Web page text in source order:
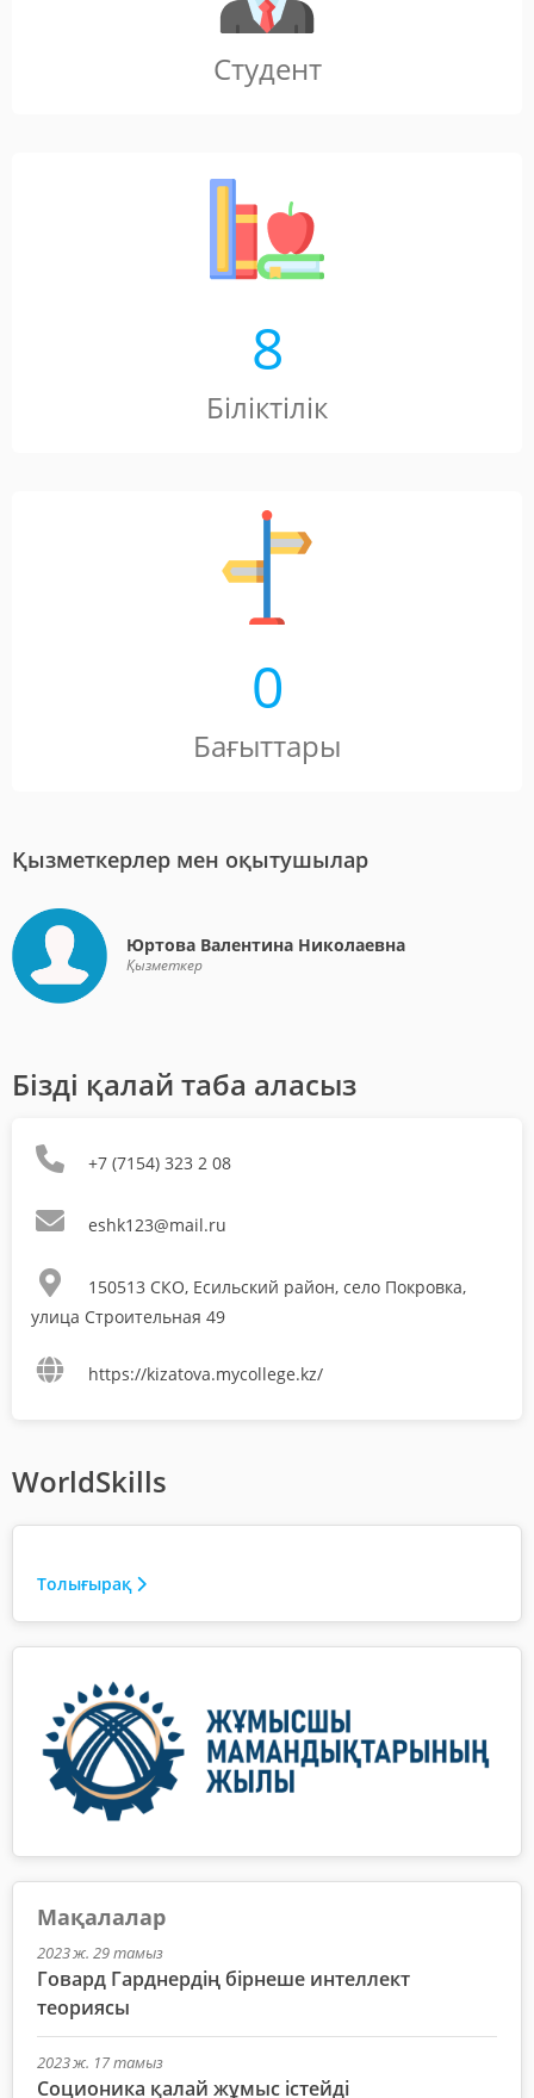
Студент
8
Біліктілік
0
Бағыттары
Қызметкерлер мен оқытушылар
Юртова Валентина Николаевна
Қызметкер
Бізді қалай таба аласыз
+7 (7154) 323 2 08
eshk123@mail.ru
150513 СКО, Есильский район, село Покровка,
улица Строительная 49
https://kizatova.mycollege.kz/
WorldSkills
Толығырақ
Мақалалар
2023 ж. 29 тамыз
Говард Гарднердің бірнеше интеллект
теориясы
2023 ж. 17 тамыз
Соционика қалай жұмыс істейді